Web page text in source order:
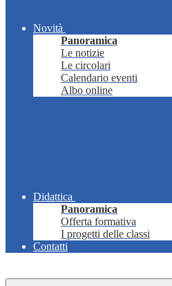
Novità
Panoramica
Le notizie
Le circolari
Calendario eventi
Albo online
Didattica
Panoramica
Offerta formativa
I progetti delle classi
Contatti